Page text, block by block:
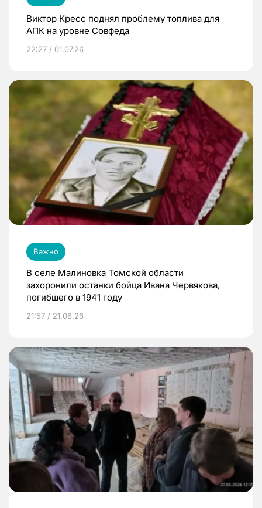
Виктор Кресс поднял проблему топлива для
АПК на уровне Совфеда
22:27 / 01.07.26
Важно
В селе Малиновка Томской области
захоронили останки бойца Ивана Червякова,
погибшего в 1941 году
21:57 / 21.06.26